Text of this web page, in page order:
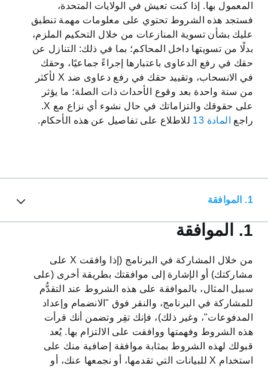
المعمول بها. إذا كنت تعيش في الولايات المتحدة،
فستجد هذه الشروط تحتوي على معلومات مهمة تنطبق
عليك بشأن تسوية المنازعات من خلال التحكيم الملزم،
بدلًا من تسويتها داخل المحاكم؛ بما في ذلك: التنازل عن
حقك في رفع الدعاوى باعتبارها إجراءً جماعيًا، وحقك
في الانسحاب، وتقييد حقك في رفع دعاوى ضد X لأكثر
من سنة واحدة بعد وقوع الأحداث ذات الصلة؛ ما يؤثر
على حقوقك والتزاماتك في حال نشوء أي نزاع مع X.
راجع
المادة 13 للاطلاع على تفاصيل عن هذه الأحكام.
1. الموافقة
1. الموافقة
من خلال المشاركة في البرنامج (إذا وافقت X على
مشاركتك) أو الإشارة إلى موافقتك بطريقة أخرى (على
سبيل المثال، بالموافقة على هذه الشروط عند التقدُّم
للمشاركة في البرنامج، والنقر فوق "الانضمام وإعداد
المدفوعات"، وغير ذلك)، فإنك تقِر وتضمن أنك قرأت
هذه الشروط وفهمتها ووافقت على الالتزام بها. يُعد
قبولك لهذه الشروط بمثابة موافقة إضافية منك على
استخدام X للبيانات التي تقدمها، أو نجمعها عنك، أو
Български
Dansk
Eesti
Hrvatski
Lietuvių
Latviešu
Malti